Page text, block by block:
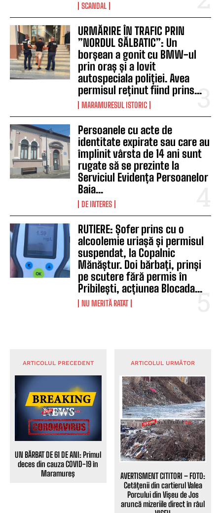
SCANDAL
URMĂRIRE ÎN TRAFIC PRIN
”NORDUL SĂLBATIC”: Un
borșean a gonit cu BMW-ul
prin oraș și a lovit
autospeciala poliției. Avea
permisul reținut fiind prins...
MARAMURESUL ISTORIC
Persoanele cu acte de
identitate expirate sau care au
împlinit vârsta de 14 ani sunt
rugate să se prezinte la
Serviciul Evidența Persoanelor
Baia...
DE INTERES
RUTIERE: Șofer prins cu o
alcoolemie uriașă și permisul
suspendat, la Copalnic
Mănăștur. Doi bărbați, prinși
pe scutere fără permis în
Pribilești, acțiunea Blocada...
NU MERITĂ RATAT
ARTICOLUL PRECEDENT
UN BĂRBAT DE 61 DE ANI: Primul
deces din cauza COVID-19 în
Maramureş
ARTICOLUL URMĂTOR
AVERTISMENT CITITORI – FOTO:
Cetățenii din cartierul Valea
Porcului din Vișeu de Jos
aruncă mizeriile direct în râul